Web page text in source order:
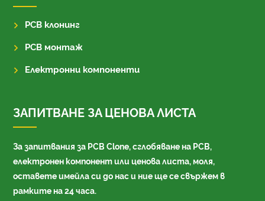
PCB клонинг
PCB монтаж
Електронни компоненти
ЗАПИТВАНЕ ЗА ЦЕНОВА ЛИСТА
За запитвания за PCB Clone, сглобяване на PCB,
електронен компонент или ценова листа, моля,
оставете имейла си до нас и ние ще се свържем в
рамките на 24 часа.